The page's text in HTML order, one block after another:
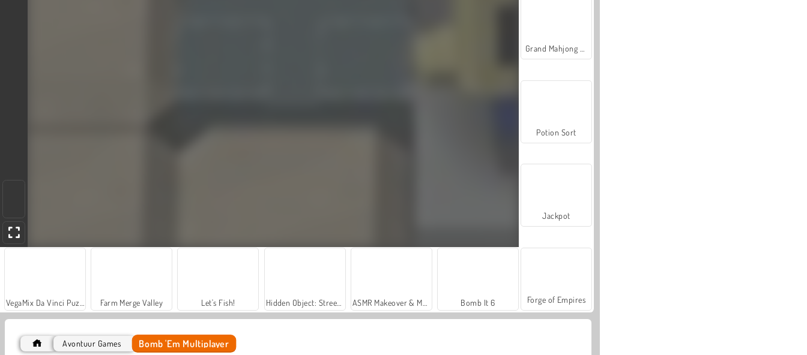
Farm Merge Valley Let's Fish! Bomb It 6
Potion Sort
Jackpot
Forge of Empires
Avontuur Games Bomb 'Em Multiplayer